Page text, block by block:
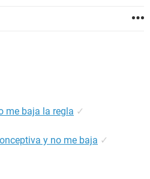
me baja la regla ✓
y no me baja ✓